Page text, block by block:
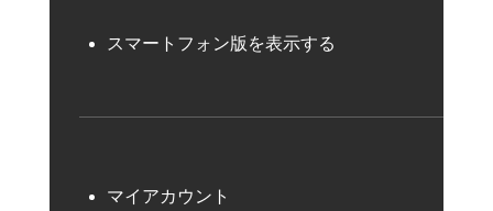
スマートフォン版を表示する
マイアカウント